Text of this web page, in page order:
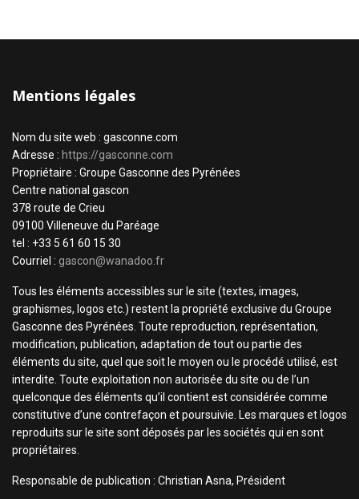
Mentions légales
Nom du site web : gasconne.com
Adresse : https://gasconne.com
Propriétaire : Groupe Gasconne des Pyrénées
Centre national gascon
378 route de Crieu
09100 Villeneuve du Paréage
tel : +33 5 61 60 15 30
Courriel : gascon@wanadoo.fr
Tous les éléments accessibles sur le site (textes, images,
graphismes, logos etc.) restent la propriété exclusive du Groupe
Gasconne des Pyrénées. Toute reproduction, représentation,
modification, publication, adaptation de tout ou partie des
éléments du site, quel que soit le moyen ou le procédé utilisé, est
interdite. Toute exploitation non autorisée du site ou de l’un
quelconque des éléments qu’il contient est considérée comme
constitutive d’une contrefaçon et poursuivie. Les marques et logos
reproduits sur le site sont déposés par les sociétés qui en sont
propriétaires.
Responsable de publication : Christian Asna, Président